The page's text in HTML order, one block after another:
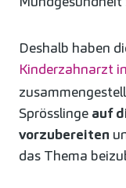
Deshalb haben
Kinderzahnarzt
Sprösslinge auf
vorzubereiten
das Thema